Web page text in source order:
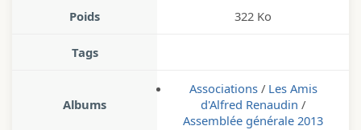
Poids 322 Ko
Tags
Albums
Associations/ Les Amis
d'Alfred Renaudin /
Assemblée générale 2013